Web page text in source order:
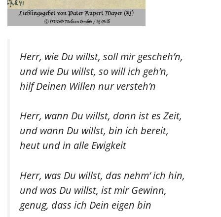
Herr, wie Du willst, soll mir gescheh’n,
und wie Du willst, so will ich geh’n,
hilf Deinen Willen nur versteh’n
Herr, wann Du willst, dann ist es Zeit,
und wann Du willst, bin ich bereit,
heut und in alle Ewigkeit
Herr, was Du willst, das nehm‘ ich hin,
und was Du willst, ist mir Gewinn,
genug, dass ich Dein eigen bin